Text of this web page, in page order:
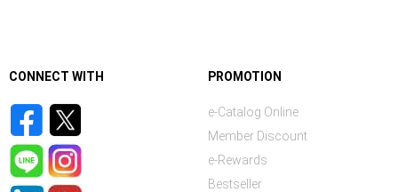
CONNECT WITH PROMOTION
e-Catalog Online
Member Discount
e-Rewards
Bestseller